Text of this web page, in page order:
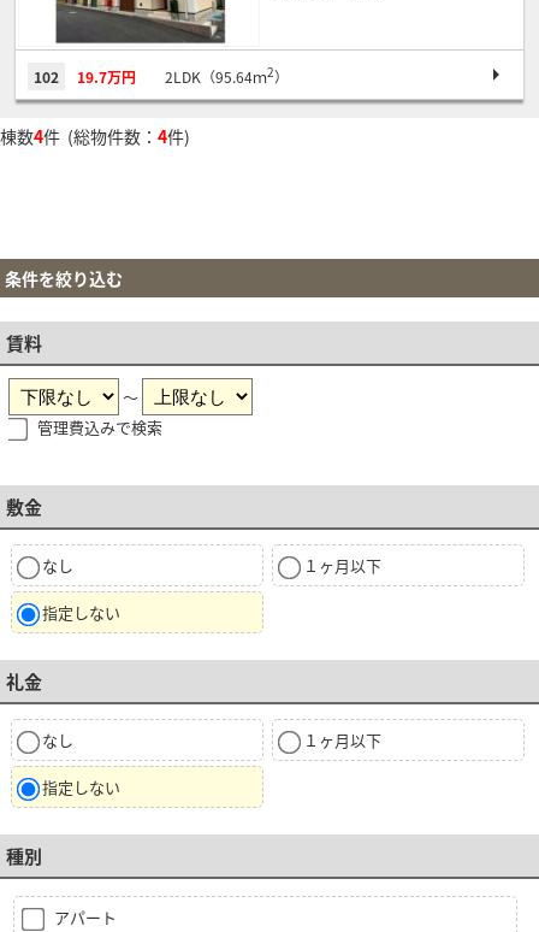
102 19.7万円 2LDK（95.64ｍ2）
棟数4件 (総物件数： 4件)
条件を絞り込む
賃料
～
管理費込みで検索
敷金
なし １ヶ月以下
指定しない
礼金
なし １ヶ月以下
指定しない
種別
アパート